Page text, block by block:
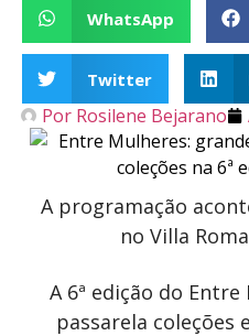
WhatsApp
Twitter
Por Rosilene Bejarano
A programação
no Villa
A 6ª edição do
passarela coleções